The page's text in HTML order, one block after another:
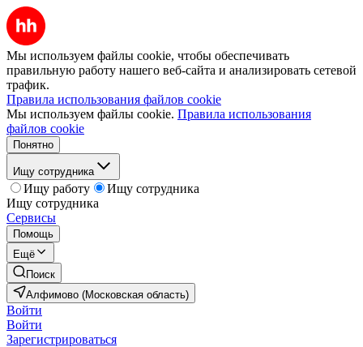
Мы используем файлы cookie, чтобы обеспечивать
правильную работу нашего веб-сайта и анализировать сетевой
трафик.
Правила использования файлов cookie
Мы используем файлы cookie. Правила использования
файлов cookie
Понятно
Ищу сотрудника
Ищу работу
Ищу сотрудника
Ищу сотрудника
Сервисы
Помощь
Ещё
Поиск
Алфимово (Московская область)
Войти
Войти
Зарегистрироваться